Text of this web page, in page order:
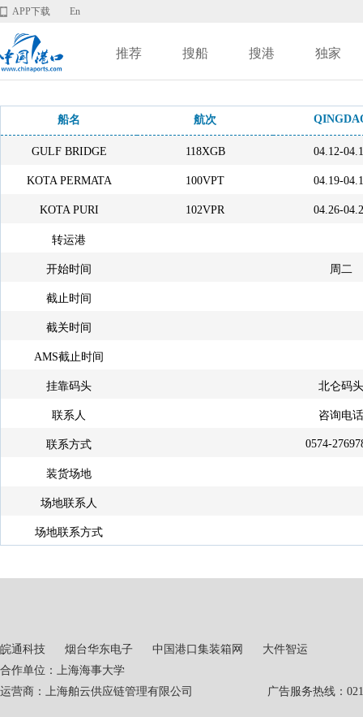
APP下载 En
推荐 搜船 搜港 独家
船名 航次
GULF BRIDGE 118XGB 04.12-
KOTA PERMATA 100VPT 04.19-
KOTA PURI 102VPR 04.26-
转运港
开始时间 周二
截止时间
截关时间
AMS截止时间
挂靠码头 北仑码头
联系人 咨询电话
联系方式 0574-
装货场地
场地联系人
场地联系方式
皖通科技 烟台华东电子 中国港口集装箱网
大件智运
合作单位：上海海事大学
运营商：上海舶云供应链管理有限公司 广告服务热线：021-